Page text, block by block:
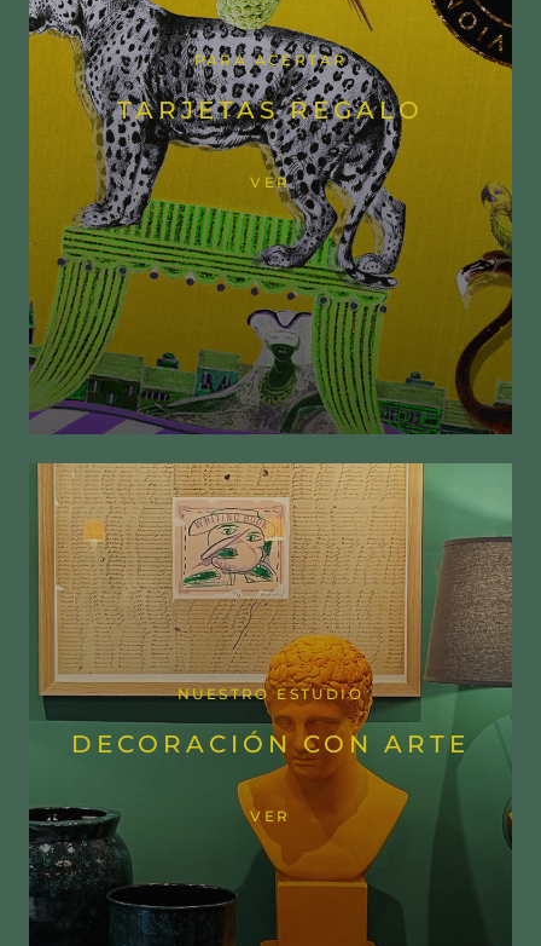
PARA ACERTAR
TARJETAS REGALO
VER
NUESTRO ESTUDIO
DECORACIÓN CON ARTE
VER